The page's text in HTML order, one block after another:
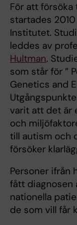
För att
startades
Institutet.
leddes av
Hultman.
som står för ”
Genetics and
varit att det är
och
till autism och
försöker
Personer ifrån
fått diagnosen
nationella
de som vill får